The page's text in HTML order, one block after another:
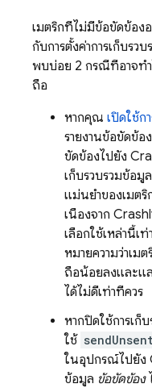
เมตริกที่ไม่มีข้อขัดข้อง
กับการตั้งค่าการเก็บร
พบบ่อย 2 กรณีที่อาจทำ
ถือ
หากคุณ เปิดใช้ก
รายงานข้อขัดข้
ขัดข้องไปยัง
เก็บรวบรวมข้อมู
แม่นยำของเมต
เนื่องจาก
เลือกใช้เหล่านี้เ
หมายความว่าเม
ถือน้อยลงและแ
ได้ไม่ดีเท่าที่ควร
หากปิดใช้การเก็
ใช้
ในอุปกรณ์ไปยัง
ข้อมูล ข้อขัดข้อง